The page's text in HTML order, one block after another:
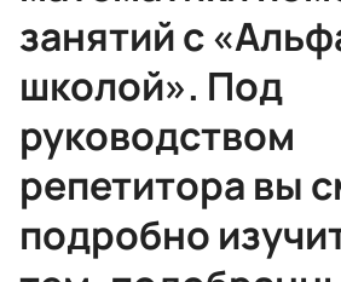
занятий с
школой». Под
руководством
репетитора вы
подробно